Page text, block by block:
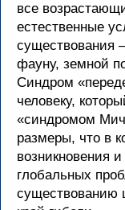
все
естественные
существования
фауну, земной
Синдром
человеку,
«синдромом
размеры, что в
возникновения
глобальных
существованию